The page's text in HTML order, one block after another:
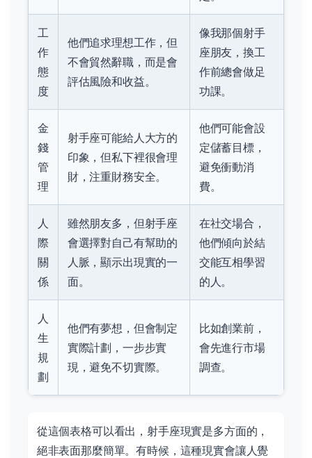
工
作
態
度
他們追求理想工作，但
不會貿然辭職，而是會
評估風險和收益。
像我那個射手
座朋友，換工
作前總會做足
功課。
金
錢
管
理
射手座可能給人大方的
印象，但私下裡很會理
財，注重財務安全。
他們可能會設
定儲蓄目標，
避免衝動消
費。
人
際
關
係
雖然朋友多，但射手座
會選擇對自己有幫助的
人脈，顯示出現實的一
面。
在社交場合，
他們傾向於結
交能互相學習
的人。
人
生
規
劃
他們有夢想，但會制定
實際計劃，一步步實
現，避免不切實際。
比如創業前，
會先進行市場
調查。
從這個表格可以看出，射手座現實是多方面的，
絕非表面那麼簡單。有時候，這種現實會讓人覺